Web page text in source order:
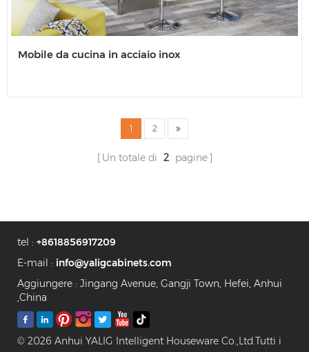
Mobile da cucina in acciaio inox
1 2
Un totale di 2 pagine
tel : +8618856917209
E-mail : info@yaligcabinets.com
Aggiungere : Jingang Avenue, Gangji Town, Hefei, Anhui
,China
© 2026 Anhui YALIG Intelligent Houseware Co.,Ltd.Tutti i